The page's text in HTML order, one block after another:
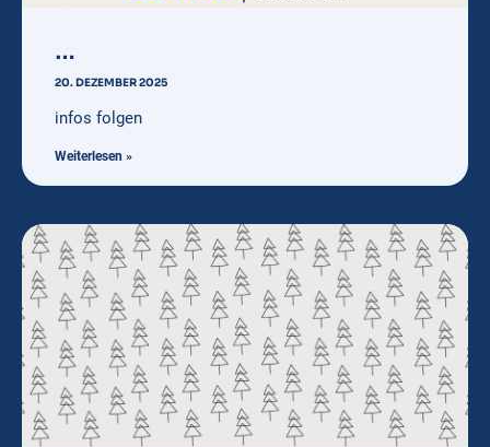
…
20. DEZEMBER 2025
infos folgen
Weiterlesen »